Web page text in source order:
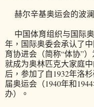
赫尔辛基奥运会的波澜
中国体育组织与国际
年，国际奥委会承认了
育协进会（简称“体协”
就成为奥林匹克大家庭
后，参加了自1932年洛
届奥运会（1940年和
办）。